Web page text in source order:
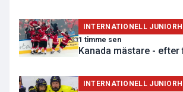
INTERNATIONELL
1 timme sen
Kanada mästare - efter
INTERNATIONELL